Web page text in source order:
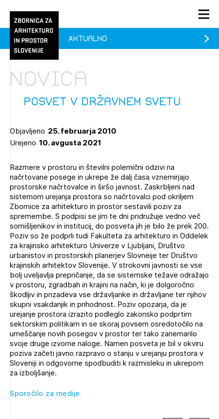
PRIJAVA
Praksa
1/1
Pozdravljeni
Prijavite se s svojim ZAPS uporabniškim imenom in geslom.
PRIJAVITE SE
POZABLJENO GESLO
REGISTRIRAJTE SE
Posvet v Državnem svetu
Novica
Aktualno
Objavljeno 25. februarja 2010
Urejeno 10. avgusta 2021
Razmere v prostoru in številni polemični odzivi na
načrtovane posege in ukrepe že dalj časa vznemirjajo
prostorske načrtovalce in širšo javnost. Zaskrbljeni nad
sistemom urejanja prostora so načrtovalci pod okriljem
Zbornice za arhitekturo in prostor sestavili poziv za
spremembe. S podpisi se jim te dni pridružuje vedno več
somišljenikov in institucij, do posveta jih je bilo že prek 200.
Poziv so že podprli tudi Fakulteta za arhitekturo in Oddelek
za krajinsko arhitekturo Univerze v Ljubljani, Društvo
urbanistov in prostorskih planerjev Slovneije ter Društvo
krajinskih arhitektov Slovenije. V strokovni javnosti se vse
bolj uveljavlja prepričanje, da se sistemske težave odražajo
v prostoru, zgradbah in krajini na način, ki je dolgoročno
škodljiv in prizadeva vse državljanke in državljane ter njihov
skupni vsakdanjik in prihodnost. Poziv opozarja, da je
urejanje prostora izrazito podleglo zakonsko podprtim
sektorskim politikam in se skoraj povsem osredotočilo na
umeščanje novih posegov v prostor ter tako zanemarilo
svoje druge izvorne naloge. Namen posveta je bil v okviru
poziva začeti javno razpravo o stanju v urejanju prostora v
Sloveniji in odgovorne spodbuditi k razmisleku in ukrepom
za izboljšanje.
Sporočilo za medije
1/2
Prijava na novičnik
Ostanite na tekočem z novicami in se naročite na
Novičnike. Označite svojo izbiro.
Mesečni novičnik
Novičnik izobraževanj
Novičnik natečajev
Tedenski novičnik javnih naročil
Dnevne medijske objave
NAPREJ